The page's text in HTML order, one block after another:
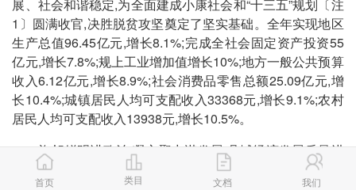
展、社会和谐稳定,为全面建成小康社会和“十三五”规划〔注
1〕圆满收官,决胜脱贫攻坚奠定了坚实基础。全年实现地区
生产总值96.45亿元,增长8.1%;完成全社会固定资产投资55
亿元,增长7.8%;规上工业增加值增长10%;地方一般公共预算
收入6.12亿元,增长8.9%;社会消费品零售总额25.09亿元,增
长10.4%;城镇居民人均可支配收入33368元,增长9.1%;农村
居民人均可支配收入13938元,增长10.5%。
旗帜鲜明讲政治,凝心聚力谋发展,县域经济发展质量进
一步提升。坚持以习近平新时代中国特色社会主义思想为指
首页 类目 文档 我们